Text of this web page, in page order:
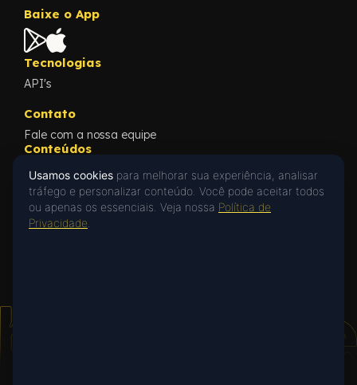
Baixe o App
Tecnologias
API's
Contato
Fale com a nossa equipe
Conteúdos
Blog
Cases
What's New
Privacidade
Privacy Policy
Usamos cookies para melhorar sua experiência, analisar
tráfego e personalizar conteúdo. Você pode aceitar todos
ou apenas os essenciais. Veja nossa Política de
Privacidade